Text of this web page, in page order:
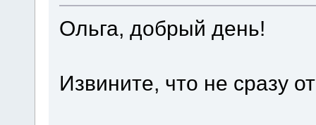
Ольга, добрый день!
Извините, что не сразу